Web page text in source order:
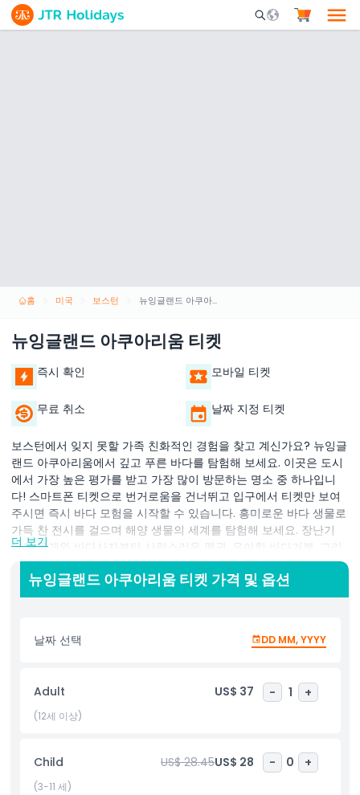
Mobile Search
홈 미국 보스턴 뉴잉글랜드 아쿠아리움 티켓
뉴잉글랜드 아쿠아리움 티켓
즉시 확인 모바일 티켓
무료 취소 날짜 지정 티켓
보스턴에서 잊지 못할 가족 친화적인 경험을 찾고 계신가요? 뉴잉글
랜드 아쿠아리움에서 깊고 푸른 바다를 탐험해 보세요. 이곳은 도시
에서 가장 높은 평가를 받고 가장 많이 방문하는 명소 중 하나입니
다! 스마트폰 티켓으로 번거로움을 건너뛰고 입구에서 티켓만 보여
주시면 즉시 바다 모험을 시작할 수 있습니다. 흥미로운 바다 생물로
가득 찬 전시를 걸으며 해양 생물의 세계를 탐험해 보세요. 장난기
많은 물개와 바다사자부터 사랑스러운 펭귄, 우아한 바다거북, 그리
고 황홀한 해파리에 이르기까지 모두가 즐길 수 있는 것이 있습니다.
부드러운 스팅레이를 직접 만져볼 수 있는 상호작용 스팅레이 터치
탱크도 놓치지 마세요! 아쿠아리움의 가장 큰 하이라이트 중 하나는
대어와 화려한 산호초, 위엄 있는 녹색 바다거북이 살고 있습니다. 놀
라운 색상 변환 문어도 주목하세요. 이 희귀한 광경은 모든 연령 방
한 뉴잉글랜드 아쿠아리움은 재미있고 교육적이며 직접 체험할 수
있는 경험을 제공합니다. 보스턴에서 꼭 봐야 할 명소로, 즐겁고 영감
을 주는 장소입니다. 오늘 티켓을 예약하고 바다의 경이로움을 탐험
하이라이트
더 보기
뉴잉글랜드 아쿠아리움 티켓 가격 및 옵션
날짜 선택 DD MM, YYYY
Adult US$ 37 - 1 +
(12세 이상)
Child US$ 28.45US$ 28 - 0 +
(3-11 세)